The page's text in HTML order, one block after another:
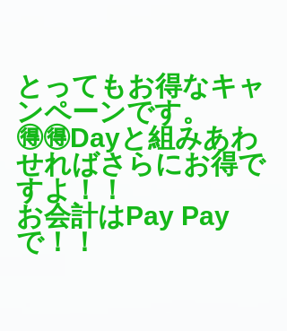
とってもお得なキャ
ンペーンです。
🉐🉐Dayと組みあわ
せればさらにお得で
すよ！！
お会計はPay Pay
で！！